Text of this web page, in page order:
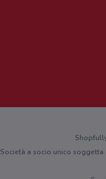
Società a socio unico